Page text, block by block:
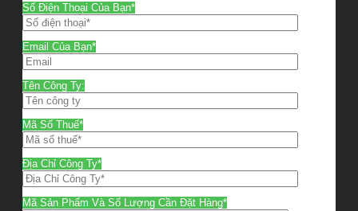
Số Điện Thoại Của Bạn*
Email Của Bạn*
Tên Công Ty:
Mã Số Thuế*
Địa Chỉ Công Ty*
Mã Sản Phẩm Và Số Lượng Cần Đặt Hàng*